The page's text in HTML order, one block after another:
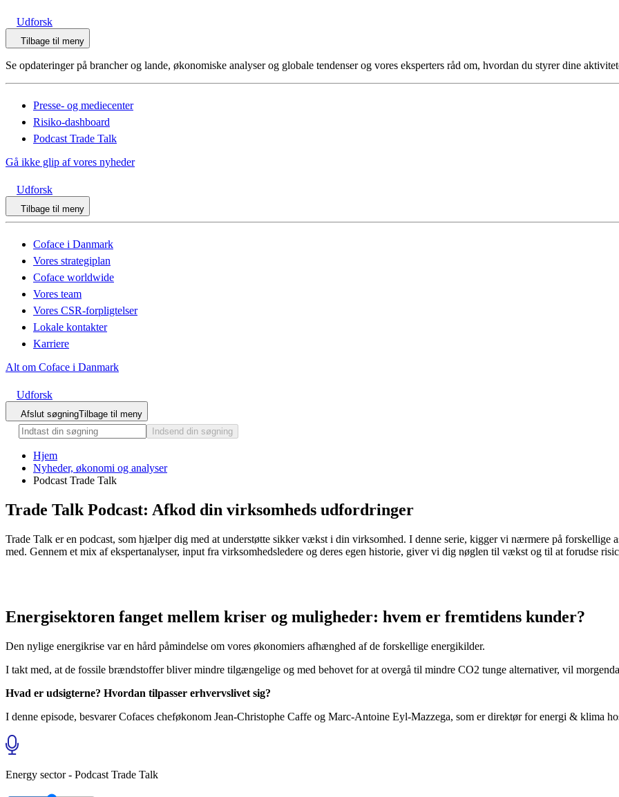
Udforsk
Tilbage til meny
Se opdateringer på brancher og lande, økonomiske analyser og globale tendenser og vores eksperters råd om, hvordan du styrer dine
Presse- og mediecenter
Risiko-dashboard
Podcast Trade Talk
Gå ikke glip af vores nyheder
Udforsk
Tilbage til meny
Coface i Danmark
Vores strategiplan
Coface worldwide
Vores team
Vores CSR-forpligtelser
Lokale kontakter
Karriere
Alt om Coface i Danmark
Udforsk
Afslut søgningTilbage til meny
Indsend din søgning
Hjem
Nyheder, økonomi og analyser
Podcast Trade Talk
Trade Talk Podcast: Afkod din virksomheds udfordringer
Trade Talk er en podcast, som hjælper dig med at understøtte sikker vækst i din virksomhed. I denne serie, kigger vi nærmere på forskellige
med. Gennem et mix af ekspertanalyser, input fra virksomhedsledere og deres egen historie, giver vi dig nøglen til vækst og til at forudse
Energisektoren fanget mellem kriser og muligheder: hvem er fremtidens kunder?
Den nylige energikrise var en hård påmindelse om vores økonomiers afhænghed af de forskellige energikilder.
I takt med, at de fossile brændstoffer bliver mindre tilgængelige og med behovet for at overgå til mindre CO2 tunge alternativer, vil
Hvad er udsigterne? Hvordan tilpasser erhvervslivet sig?
I denne episode, besvarer Cofaces cheføkonom Jean-Christophe Caffe og Marc-Antoine Eyl-Mazzega, som er direktør for energi & klima
Energy sector - Podcast Trade Talk